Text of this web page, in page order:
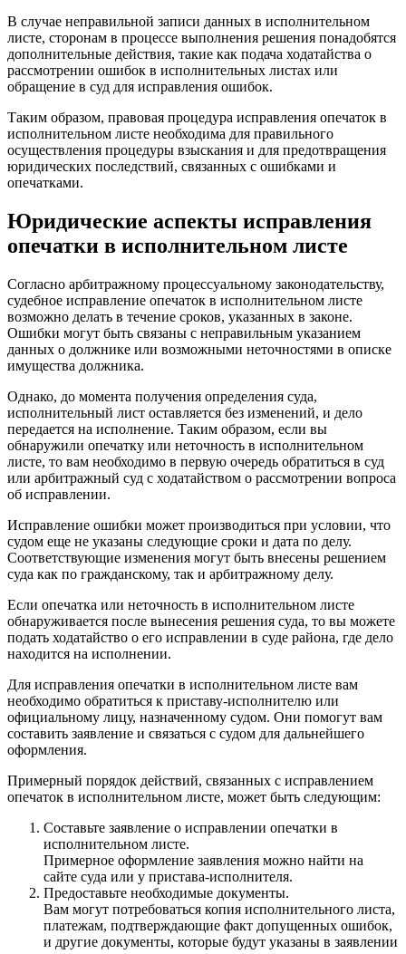
В случае неправильной записи данных в исполнительном
листе, сторонам в процессе выполнения решения понадобятся
дополнительные действия, такие как подача ходатайства о
рассмотрении ошибок в исполнительных листах или
обращение в суд для исправления ошибок.
Таким образом, правовая процедура исправления опечаток в
исполнительном листе необходима для правильного
осуществления процедуры взыскания и для предотвращения
юридических последствий, связанных с ошибками и
опечатками.
Юридические аспекты исправления
опечатки в исполнительном листе
Согласно арбитражному процессуальному законодательству,
судебное исправление опечаток в исполнительном листе
возможно делать в течение сроков, указанных в законе.
Ошибки могут быть связаны с неправильным указанием
данных о должнике или возможными неточностями в описке
имущества должника.
Однако, до момента получения определения суда,
исполнительный лист оставляется без изменений, и дело
передается на исполнение. Таким образом, если вы
обнаружили опечатку или неточность в исполнительном
листе, то вам необходимо в первую очередь обратиться в суд
или арбитражный суд с ходатайством о рассмотрении вопроса
об исправлении.
Исправление ошибки может производиться при условии, что
судом еще не указаны следующие сроки и дата по делу.
Соответствующие изменения могут быть внесены решением
суда как по гражданскому, так и арбитражному делу.
Если опечатка или неточность в исполнительном листе
обнаруживается после вынесения решения суда, то вы можете
подать ходатайство о его исправлении в суде района, где дело
находится на исполнении.
Для исправления опечатки в исполнительном листе вам
необходимо обратиться к приставу-исполнителю или
официальному лицу, назначенному судом. Они помогут вам
составить заявление и связаться с судом для дальнейшего
оформления.
Примерный порядок действий, связанных с исправлением
опечаток в исполнительном листе, может быть следующим:
Составьте заявление о исправлении опечатки в
исполнительном листе.
Примерное оформление заявления можно найти на
сайте суда или у пристава-исполнителя.
Предоставьте необходимые документы.
Вам могут потребоваться копия исполнительного листа,
платежам, подтверждающие факт допущенных ошибок,
и другие документы, которые будут указаны в заявлении